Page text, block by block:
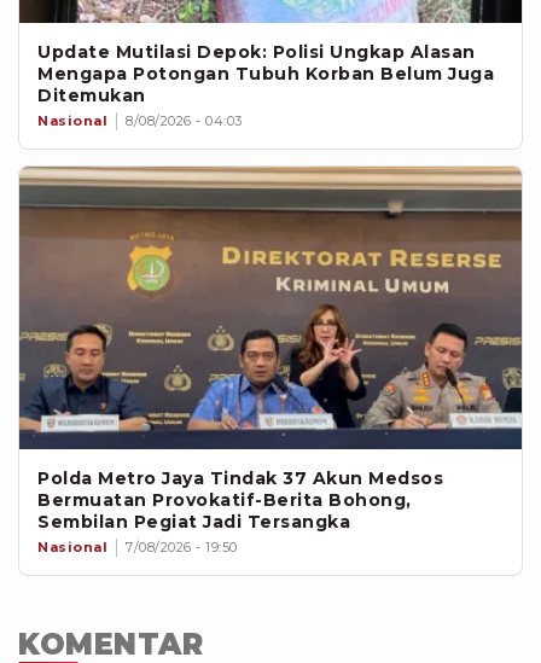
Update Mutilasi Depok: Polisi Ungkap Alasan
Mengapa Potongan Tubuh Korban Belum Juga
Ditemukan
Nasional 8/08/2026 - 04:03
Polda Metro Jaya Tindak 37 Akun Medsos
Bermuatan Provokatif-Berita Bohong,
Sembilan Pegiat Jadi Tersangka
Nasional 7/08/2026 - 19:50
KOMENTAR